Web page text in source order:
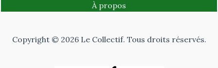
À propos
Copyright © 2026 Le Collectif. Tous droits réservés.